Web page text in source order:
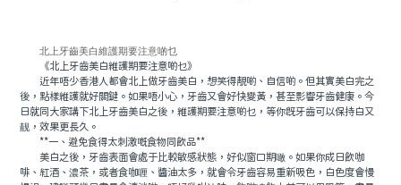
北上牙齒美白維護期要注意啲乜
《北上牙齒美白維護期要注意啲乜》
近年唔少香港人都會北上做牙齒美白，想笑得靚啲、自信啲。但其實美白完之
後，點樣維護就好關鍵。如果唔小心，牙齒又會好快變黃，甚至影響牙齒健康。今
日就同大家講下北上牙齒美白之後，維護期要注意啲乜，等你既牙齒可以保持白又
靓，效果更長久。
**一、避免食得太刺激嘅食物同飲品**
美白之後，牙齒表面會處于比較敏感狀態，好似窗口期噉。如果你成日飲咖
啡、紅酒、濃茶，或者食咖喱、醬油太多，就會令牙齒容易重新吸色，白色度會慢